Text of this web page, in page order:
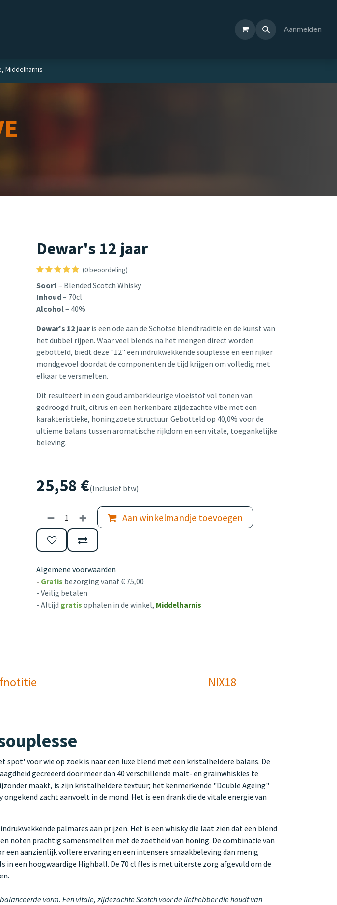
Aanmelden
Middelharnis
Dewar's 12 jaar
(0 beoordeling)
Soort– Blended Scotch Whisky
Inhoud– 70cl
Alcohol– 40%
Dewar's 12 jaaris een ode aan de Schotse blendtraditie en de kunst van
het dubbel rijpen. Waar veel blends na het mengen direct worden
gebotteld, biedt deze "12" een indrukwekkende souplesse en een rijker
mondgevoel doordat de componenten de tijd krijgen om volledig met
elkaar te versmelten.
Dit resulteert in een goud amberkleurige vloeistof vol tonen van
gedroogd fruit, citrus en een herkenbare zijdezachte vibe met een
karakteristieke, honingzoete structuur. Gebotteld op 40,0% voor de
ultieme balans tussen aromatische rijkdom en een vitale, toegankelijke
beleving.
25,58 €(Inclusief btw)
Aan winkelmandje toevoegen
Algemene voorwaarden
- Gratis bezorging vanaf € 75,00
- Veilig betalen
- Altijd gratis ophalen in de winkel, Middelharnis
NIX18
spot' voor wie op zoek is naar een luxe blend met een kristalheldere balans. De
gecreëerd door meer dan 40 verschillende malt- en grainwhiskies te
maakt, is zijn kristalheldere textuur; het kenmerkende "Double Ageing"
zacht aanvoelt in de mond. Het is een drank die de vitale energie van
palmares aan prijzen. Het is een whisky die laat zien dat een blend
noten prachtig samensmelten met de zoetheid van honing. De combinatie van
aanzienlijk vollere ervaring en een intensere smaakbeleving dan menig
een hoogwaardige Highball. De 70 cl fles is met uiterste zorg afgevuld om de
vorm. Een vitale, zijdezachte Scotch voor de liefhebber die houdt van